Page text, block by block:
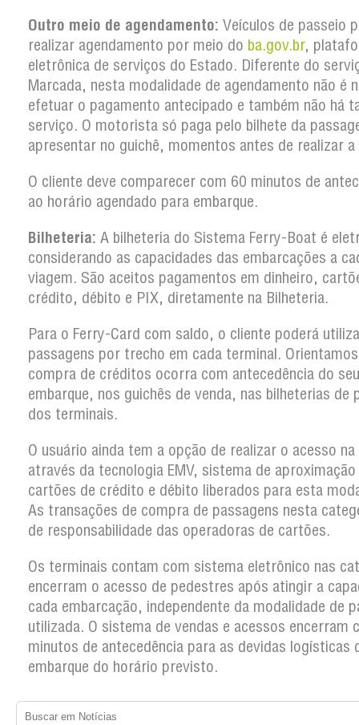
Outro meio de agendamento: Veículos de passeio
realizar agendamento por meio do ba.gov.br,
eletrônica de serviços do Estado. Diferente do
Marcada, nesta modalidade de agendamento não é
efetuar o pagamento antecipado e também não há
serviço. O motorista só paga pelo bilhete da
apresentar no guichê, momentos antes de realizar
O cliente deve comparecer com 60 minutos de
ao horário agendado para embarque.
Bilheteria: A bilheteria do Sistema Ferry-Boat é
considerando as capacidades das embarcações a
viagem. São aceitos pagamentos em dinheiro,
crédito, débito e PIX, diretamente na Bilheteria.
Para o Ferry-Card com saldo, o cliente poderá
passagens por trecho em cada terminal.
compra de créditos ocorra com antecedência do seu
embarque, nos guichês de venda, nas bilheterias de
dos terminais.
O usuário ainda tem a opção de realizar o acesso
através da tecnologia EMV, sistema de
cartões de crédito e débito liberados para esta
As transações de compra de passagens nesta
de responsabilidade das operadoras de cartões.
Os terminais contam com sistema eletrônico nas
encerram o acesso de pedestres após atingir a
cada embarcação, independente da modalidade de
utilizada. O sistema de vendas e acessos encerram
minutos de antecedência para as devidas logísticas
embarque do horário previsto.